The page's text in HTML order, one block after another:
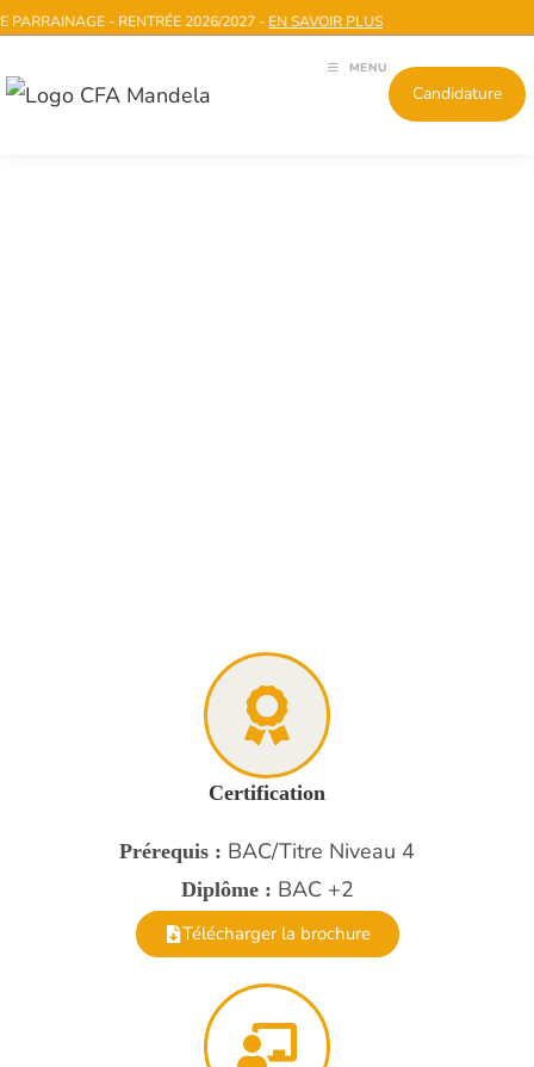
- RENTRÉE 2026/2027 -EN SAVOIR PLUS
Candidature
MENU
Certification
Prérequis : BAC/Titre Niveau 4
Diplôme : BAC +2
Télécharger la brochure